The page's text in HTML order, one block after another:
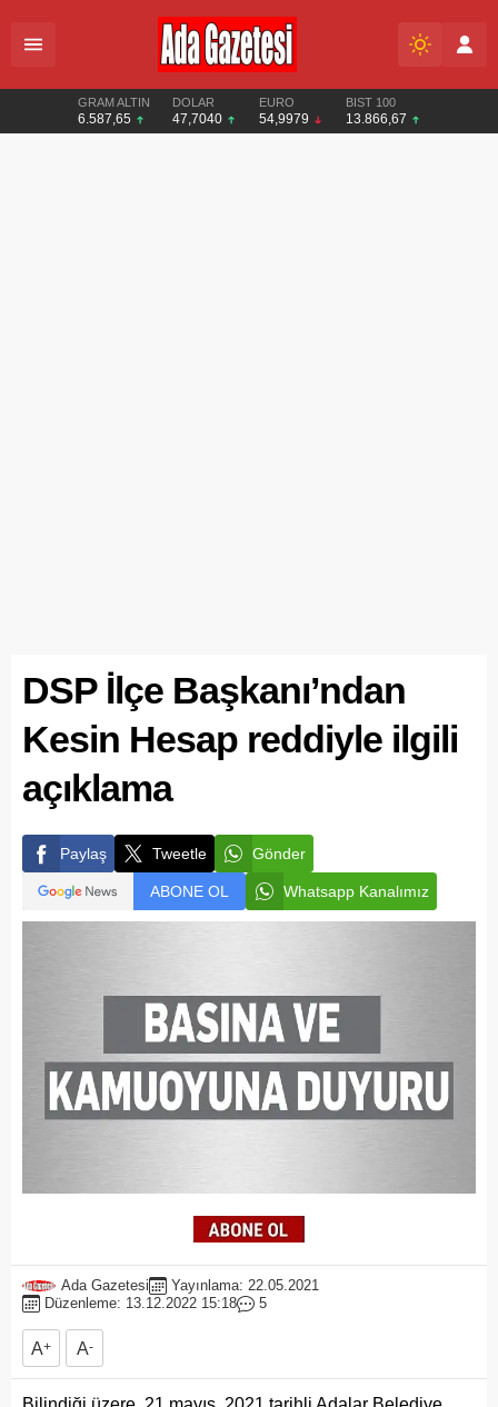
GRAM ALTIN
6.587,65
DOLAR
47,7040
EURO
54,9979
BIST 100
13.866,67
DSP İlçe Başkanı’ndan
Kesin Hesap reddiyle ilgili
açıklama
Paylaş Tweetle Gönder
ABONE OL Whatsapp Kanalımız
Ada Gazetesi
Yayınlama: 22.05.2021
Düzenleme: 13.12.2022 15:18
5
A+ A-